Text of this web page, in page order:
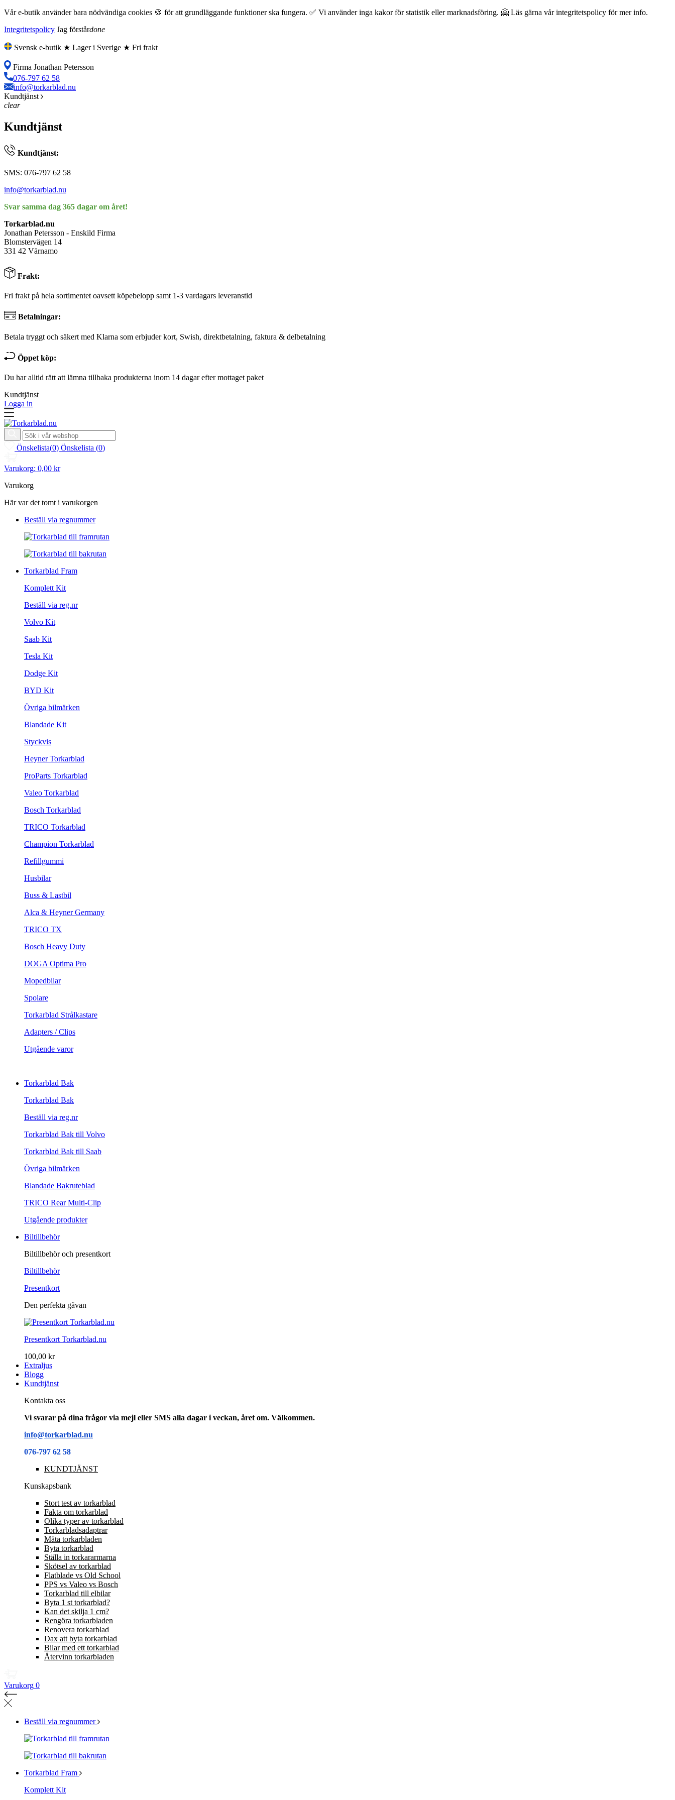
Vår e-butik använder bara nödvändiga cookies 🍪 för att grundläggande funktioner ska fungera. ✅ Vi använder inga kakor för statistik eller marknadsföring. 🤗 Läs gärna vår integritetspolicy för mer info.
Integritetspolicy Jag förstårdone
Svensk e-butik ★ Lager i Sverige ★ Fri frakt
Firma Jonathan Petersson
076-797 62 58
info@torkarblad.nu
Kundtjänst
clear
Kundtjänst
Kundtjänst:
SMS: 076-797 62 58
info@torkarblad.nu
Svar samma dag 365 dagar om året!
Torkarblad.nu
Jonathan Petersson - Enskild Firma
Blomstervägen 14
331 42 Värnamo
Frakt:
Fri frakt på hela sortimentet oavsett köpebelopp samt 1-3 vardagars leveranstid
Betalningar:
Betala tryggt och säkert med Klarna som erbjuder kort, Swish, direktbetalning, faktura & delbetalning
Öppet köp:
Du har alltid rätt att lämna tillbaka produkterna inom 14 dagar efter mottaget paket
Kundtjänst
Logga in
Önskelista(0) Önskelista (0)
Varukorg: 0,00 kr
Varukorg
Här var det tomt i varukorgen
Beställ via regnummer
Torkarblad Fram
Komplett Kit
Beställ via reg.nr
Volvo Kit
Saab Kit
Tesla Kit
Dodge Kit
BYD Kit
Övriga bilmärken
Blandade Kit
Styckvis
Heyner Torkarblad
ProParts Torkarblad
Valeo Torkarblad
Bosch Torkarblad
TRICO Torkarblad
Champion Torkarblad
Refillgummi
Husbilar
Buss & Lastbil
Alca & Heyner Germany
TRICO TX
Bosch Heavy Duty
DOGA Optima Pro
Mopedbilar
Spolare
Torkarblad Strålkastare
Adapters / Clips
Utgående varor
Torkarblad Bak
Torkarblad Bak
Beställ via reg.nr
Torkarblad Bak till Volvo
Torkarblad Bak till Saab
Övriga bilmärken
Blandade Bakruteblad
TRICO Rear Multi-Clip
Utgående produkter
Biltillbehör
Biltillbehör och presentkort
Biltillbehör
Presentkort
Den perfekta gåvan
Presentkort Torkarblad.nu
100,00 kr
Extraljus
Blogg
Kundtjänst
Kontakta oss
Vi svarar på dina frågor via mejl eller SMS alla dagar i veckan, året om. Välkommen.
info@torkarblad.nu
076-797 62 58
KUNDTJÄNST
Kunskapsbank
Stort test av torkarblad
Fakta om torkarblad
Olika typer av torkarblad
Torkarbladsadaptrar
Mäta torkarbladen
Byta torkarblad
Ställa in torkararmarna
Skötsel av torkarblad
Flatblade vs Old School
PPS vs Valeo vs Bosch
Torkarblad till elbilar
Byta 1 st torkarblad?
Kan det skilja 1 cm?
Rengöra torkarbladen
Renovera torkarblad
Dax att byta torkarblad
Bilar med ett torkarblad
Återvinn torkarbladen
Varukorg 0
Beställ via regnummer
Torkarblad Fram
Komplett Kit